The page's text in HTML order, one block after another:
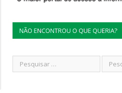
NÃO ENCONTROU O QUE QUERIA?